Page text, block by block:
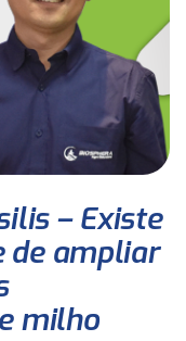
– Existe
de ampliar
milho